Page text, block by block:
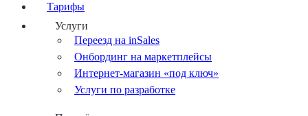
Тарифы
Услуги
Переезд на inSales
Онбординг на маркетплейсы
Интернет-магазин «под ключ»
Услуги по разработке